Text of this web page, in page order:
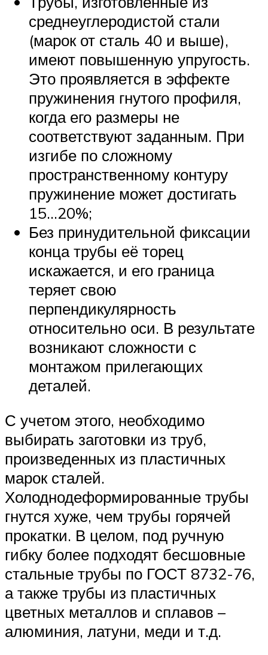
среднеуглеродистой стали
(марок от сталь 40 и выше),
имеют повышенную упругость.
Это проявляется в эффекте
пружинения гнутого профиля,
когда его размеры не
соответствуют заданным. При
изгибе по сложному
пространственному контуру
пружинение может достигать
15…20%;
Без принудительной фиксации
конца трубы её торец
искажается, и его граница
теряет свою
перпендикулярность
относительно оси. В результате
возникают сложности с
монтажом прилегающих
деталей.
С учетом этого, необходимо
выбирать заготовки из труб,
произведенных из пластичных
марок сталей.
Холоднодеформированные трубы
гнутся хуже, чем трубы горячей
прокатки. В целом, под ручную
гибку более подходят бесшовные
стальные трубы по ГОСТ 8732-76,
а также трубы из пластичных
цветных металлов и сплавов –
алюминия, латуни, меди и т.д.